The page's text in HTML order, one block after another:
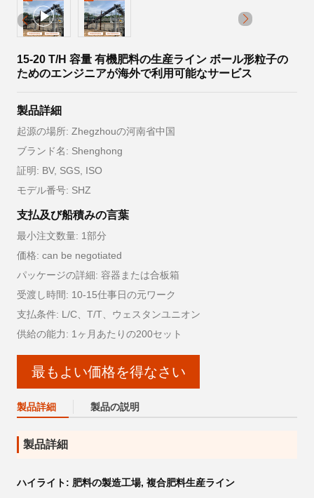
15-20 T/H 容量 有機肥料の生産ライン ボール形粒子の
ためのエンジニアが海外で利用可能なサービス
製品詳細
起源の場所: Zhegzhouの河南省中国
ブランド名: Shenghong
証明: BV, SGS, ISO
モデル番号: SHZ
支払及び船積みの言葉
最小注文数量: 1部分
価格: can be negotiated
パッケージの詳細: 容器または合板箱
受渡し時間: 10-15仕事日の元ワーク
支払条件: L/C、T/T、ウェスタンユニオン
供給の能力: 1ヶ月あたりの200セット
最もよい価格を得なさい
製品詳細 製品の説明
製品詳細
ハイライト: 肥料の製造工場, 複合肥料生産ライン